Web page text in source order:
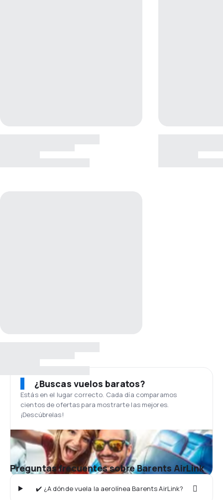
¿Buscas vuelos baratos?
Estás en el lugar correcto. Cada día comparamos
cientos de ofertas para mostrarte las mejores.
¡Descúbrelas!
Preguntas frecuentes sobre Barents AirLink
✔️ ¿A dónde vuela la aerolínea Barents AirLink?